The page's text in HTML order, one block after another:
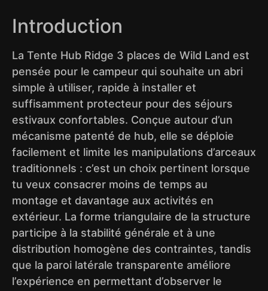
Introduction
La Tente Hub Ridge 3 places de Wild Land est
pensée pour le campeur qui souhaite un abri
simple à utiliser, rapide à installer et
suffisamment protecteur pour des séjours
estivaux confortables. Conçue autour d’un
mécanisme patenté de hub, elle se déploie
facilement et limite les manipulations d’arceaux
traditionnels : c’est un choix pertinent lorsque
tu veux consacrer moins de temps au
montage et davantage aux activités en
extérieur. La forme triangulaire de la structure
participe à la stabilité générale et à une
distribution homogène des contraintes, tandis
que la paroi latérale transparente améliore
l’expérience en permettant d’observer le